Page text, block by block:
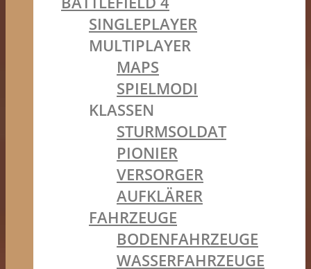
SINGLEPLAYER
MULTIPLAYER
MAPS
SPIELMODI
KLASSEN
STURMSOLDAT
PIONIER
VERSORGER
AUFKLÄRER
FAHRZEUGE
BODENFAHRZEUGE
WASSERFAHRZEUGE